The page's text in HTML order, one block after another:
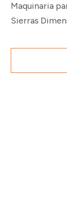
Maquinaria
Sierras